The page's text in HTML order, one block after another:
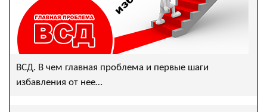
ВСД. В чем главная проблема и первые шаги
избавления от нее…